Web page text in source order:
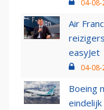
04-
Air
easyJet
04-
Boeing